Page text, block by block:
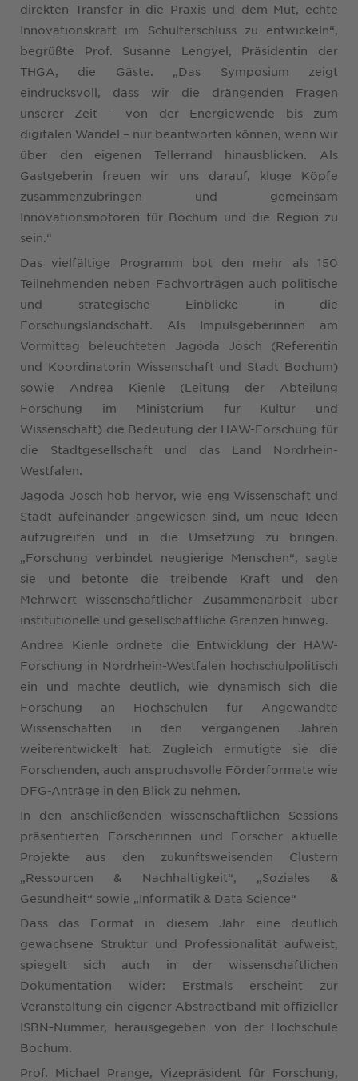
direkten Transfer in die Praxis und dem Mut, echte
Innovationskraft im Schulterschluss zu entwickeln“,
begrüßte Prof. Susanne Lengyel, Präsidentin der
THGA, die Gäste. „Das Symposium zeigt
eindrucksvoll, dass wir die drängenden Fragen
unserer Zeit – von der Energiewende bis zum
digitalen Wandel – nur beantworten können, wenn wir
über den eigenen Tellerrand hinausblicken. Als
Gastgeberin freuen wir uns darauf, kluge Köpfe
zusammenzubringen und gemeinsam
Innovationsmotoren für Bochum und die Region zu
sein.“
Das vielfältige Programm bot den mehr als 150
Teilnehmenden neben Fachvorträgen auch politische
und strategische Einblicke in die
Forschungslandschaft. Als Impulsgeberinnen am
Vormittag beleuchteten Jagoda Josch (Referentin
und Koordinatorin Wissenschaft und Stadt Bochum)
sowie Andrea Kienle (Leitung der Abteilung
Forschung im Ministerium für Kultur und
Wissenschaft) die Bedeutung der HAW-Forschung für
die Stadtgesellschaft und das Land Nordrhein-
Westfalen.
Jagoda Josch hob hervor, wie eng Wissenschaft und
Stadt aufeinander angewiesen sind, um neue Ideen
aufzugreifen und in die Umsetzung zu bringen.
„Forschung verbindet neugierige Menschen“, sagte
sie und betonte die treibende Kraft und den
Mehrwert wissenschaftlicher Zusammenarbeit über
institutionelle und gesellschaftliche Grenzen hinweg.
Andrea Kienle ordnete die Entwicklung der HAW-
Forschung in Nordrhein-Westfalen hochschulpolitisch
ein und machte deutlich, wie dynamisch sich die
Forschung an Hochschulen für Angewandte
Wissenschaften in den vergangenen Jahren
weiterentwickelt hat. Zugleich ermutigte sie die
Forschenden, auch anspruchsvolle Förderformate wie
DFG-Anträge in den Blick zu nehmen.
In den anschließenden wissenschaftlichen Sessions
präsentierten Forscherinnen und Forscher aktuelle
Projekte aus den zukunftsweisenden Clustern
„Ressourcen & Nachhaltigkeit“, „Soziales &
Gesundheit“ sowie „Informatik & Data Science“
Dass das Format in diesem Jahr eine deutlich
gewachsene Struktur und Professionalität aufweist,
spiegelt sich auch in der wissenschaftlichen
Dokumentation wider: Erstmals erscheint zur
Veranstaltung ein eigener Abstractband mit offizieller
ISBN-Nummer, herausgegeben von der Hochschule
Bochum.
Prof. Michael Prange, Vizepräsident für Forschung,